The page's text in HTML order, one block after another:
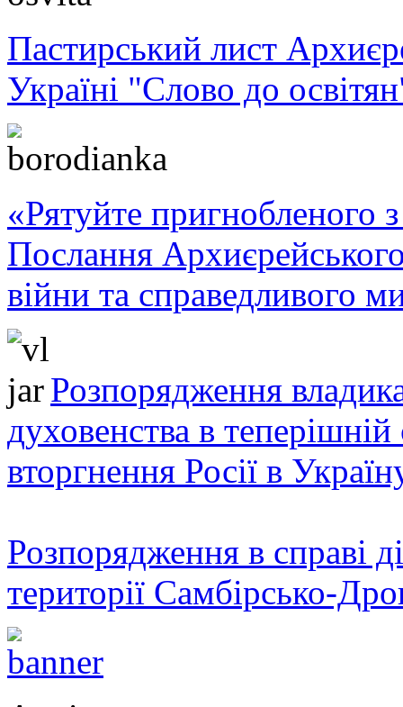
Пастирський лист
Україні "Слово до
«Рятуйте пригнобленого
Послання
війни та справедливого
Розпорядження
духовенства в теперішній
вторгнення Росії в
Розпорядження в справі
території Самбірсько-